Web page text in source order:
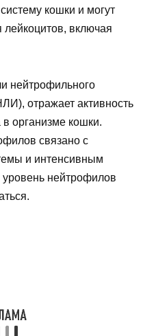
кошки и могут
включая
нейтрофильного
отражает активность
в организме кошки.
связано с
и интенсивным
нейтрофилов